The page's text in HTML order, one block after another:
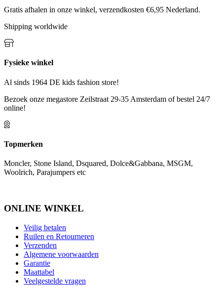
Gratis afhalen in onze winkel, verzendkosten €6,95 Nederland.
Shipping worldwide
Fysieke winkel
Al sinds 1964 DE kids fashion store!
Bezoek onze megastore Zeilstraat 29-35 Amsterdam of bestel 24/7
online!
Topmerken
Moncler, Stone Island, Dsquared, Dolce&Gabbana, MSGM,
Woolrich, Parajumpers etc
ONLINE WINKEL
Veilig betalen
Ruilen en Retourneren
Verzenden
Algemene voorwaarden
Garantie
Maattabel
Veelgestelde vragen